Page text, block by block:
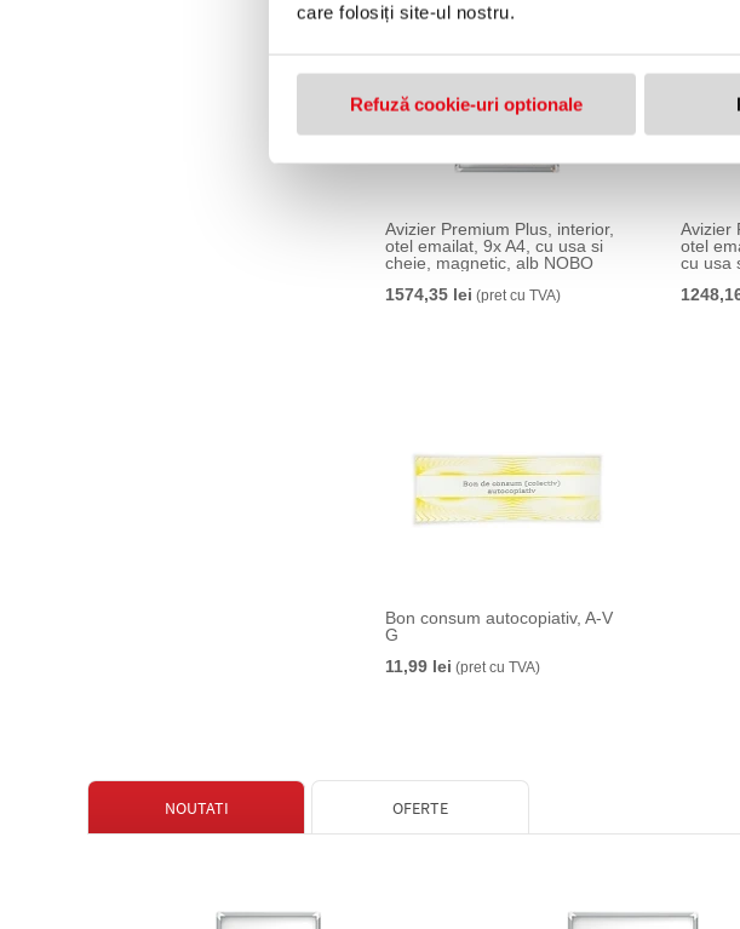
care folosiți site-ul nostru.
Refuză cookie-uri optionale
Avizier Premium Plus, interior,
otel emailat, 9x A4, cu usa si
cheie, magnetic, alb NOBO
1574,35 lei (pret cu TVA)
Avizier
otel
cu usa
Bon consum autocopiativ, A-V
G
11,99 lei (pret cu TVA)
NOUTATI OFERTE